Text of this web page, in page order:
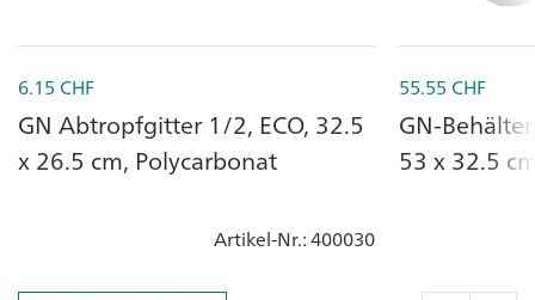
6.15 CHF
GN Abtropfgitter 1/2, ECO, 32.5
x 26.5 cm, Polycarbonat
Artikel-Nr.: 400030
55.55 CHF
GN-
53 x 32.5